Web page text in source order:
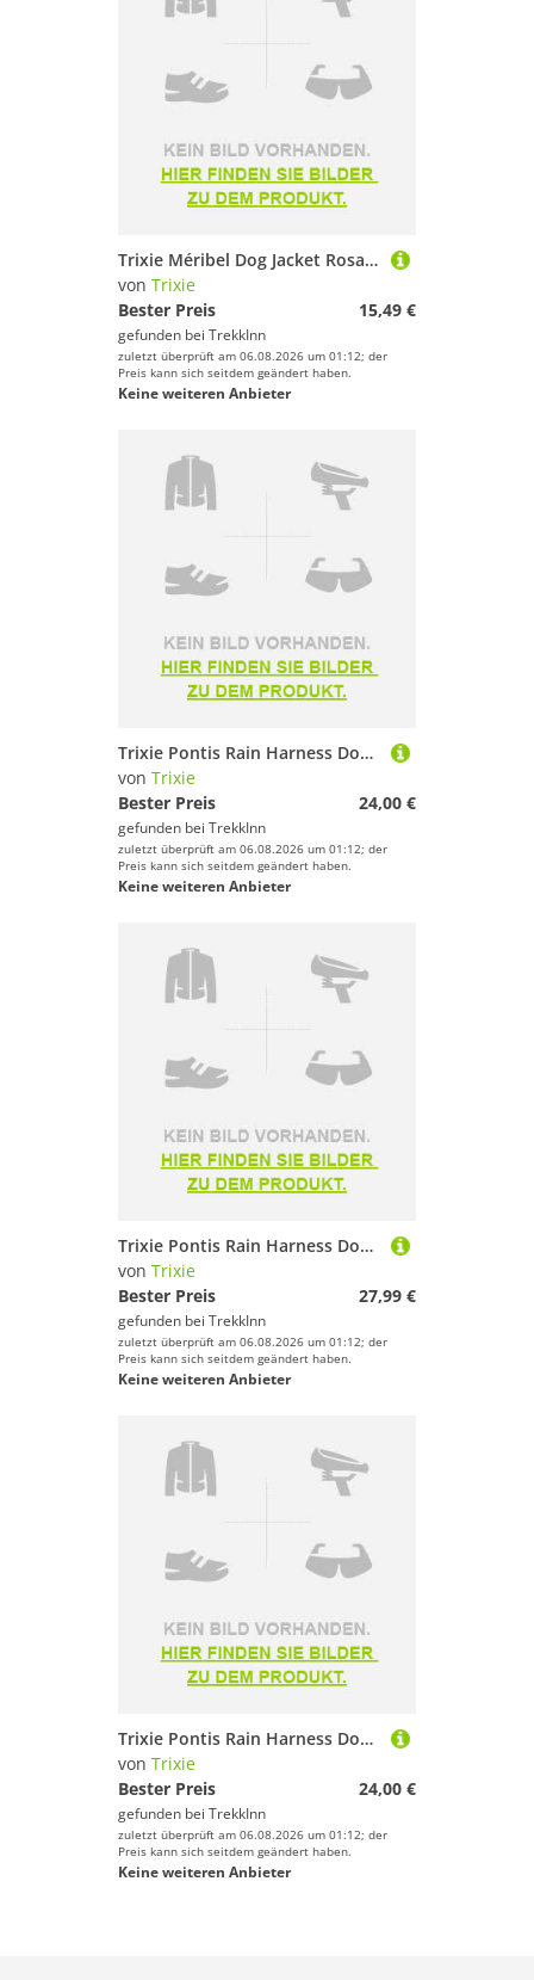
Trixie Méribel Dog Jacket Rosa 21 cm
von Trixie
Bester Preis
15,49 €
gefunden bei TrekkInn
zuletzt überprüft am 06.08.2026 um 01:12; der
Preis kann sich seitdem geändert haben.
Keine weiteren Anbieter
Trixie Pontis Rain Harness Dog Jacket Rosa 30 cm
von Trixie
Bester Preis
24,00 €
gefunden bei TrekkInn
zuletzt überprüft am 06.08.2026 um 01:12; der
Preis kann sich seitdem geändert haben.
Keine weiteren Anbieter
Trixie Pontis Rain Harness Dog Jacket Rosa 45 cm
von Trixie
Bester Preis
27,99 €
gefunden bei TrekkInn
zuletzt überprüft am 06.08.2026 um 01:12; der
Preis kann sich seitdem geändert haben.
Keine weiteren Anbieter
Trixie Pontis Rain Harness Dog Jacket Rosa 24 cm
von Trixie
Bester Preis
24,00 €
gefunden bei TrekkInn
zuletzt überprüft am 06.08.2026 um 01:12; der
Preis kann sich seitdem geändert haben.
Keine weiteren Anbieter